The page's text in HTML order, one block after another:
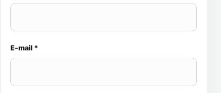
E-mail *